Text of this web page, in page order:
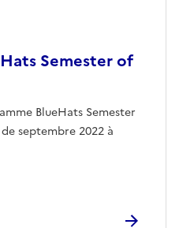
Semester of
BlueHats Semester
septembre 2022 à